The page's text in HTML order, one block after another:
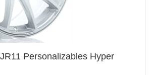
Personalizables Hyper